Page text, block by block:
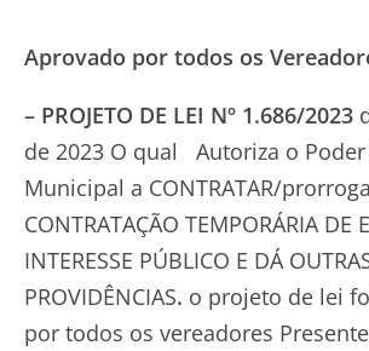
Aprovado por todos os
– PROJETO DE LEI Nº 1.686/2023
de 2023 O qual Autoriza o Poder
Municipal a CONTRATAR/
CONTRATAÇÃO TEMPORÁRIA DE
INTERESSE PÚBLICO E DÁ
PROVIDÊNCIAS. o projeto de lei
por todos os vereadores